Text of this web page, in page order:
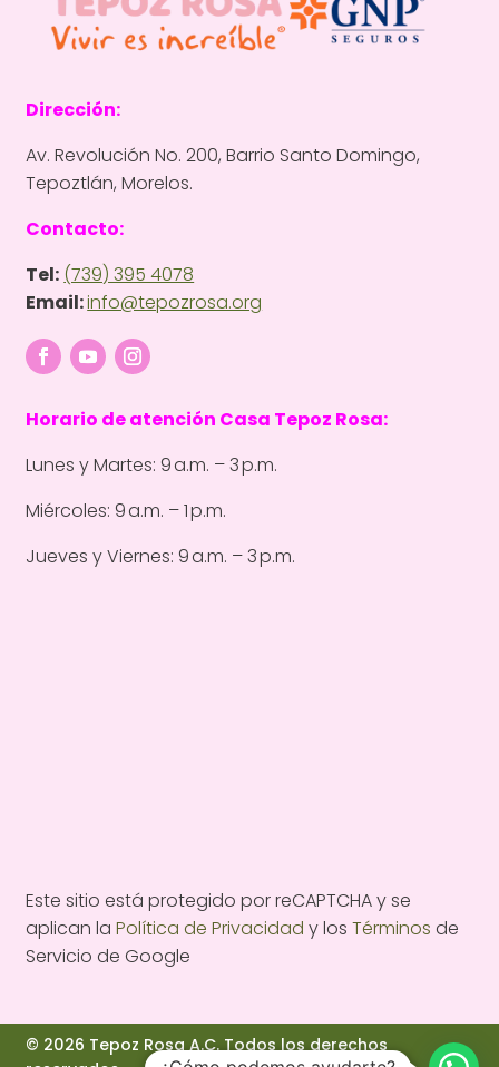
Dirección:
Av. Revolución No. 200, Barrio Santo Domingo,
Tepoztlán, Morelos.
Contacto:
Tel: (739) 395 4078
Email:info@tepozrosa.org
Horario de atención Casa Tepoz Rosa:
Lunes y Martes: 9 a.m. – 3 p.m.
Miércoles: 9 a.m. – 1 p.m.
Jueves y Viernes: 9 a.m. – 3 p.m.
Este sitio está protegido por reCAPTCHA y se
aplican laPolítica de Privacidad y losTérminos de
Servicio de Google
© 2026 Tepoz Rosa A.C. Todos los derechos